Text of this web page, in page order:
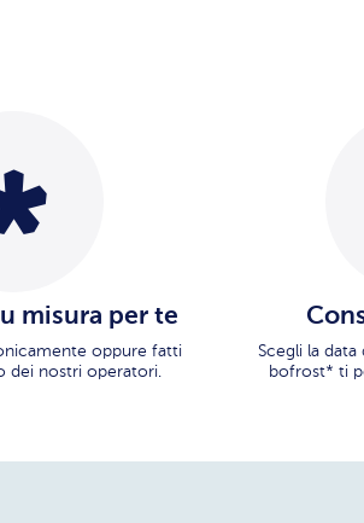
misura per te
oppure fatti
dei nostri operatori.
Scegli la
bofrost* ti